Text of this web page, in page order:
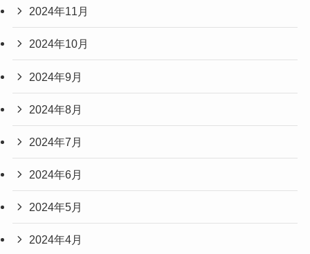
2024年11月
2024年10月
2024年9月
2024年8月
2024年7月
2024年6月
2024年5月
2024年4月